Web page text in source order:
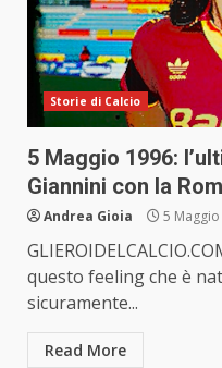
Storie di Calcio
5 Maggio 1996:
Giannini con la
Andrea Gioia 5 Maggio
questo feeling che è
sicuramente...
Read More